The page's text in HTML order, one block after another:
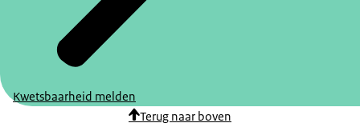
Kwetsbaarheid melden
Terug naar boven